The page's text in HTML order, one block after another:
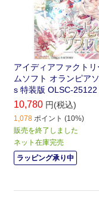
アイディアファクト
ムソフト オランピア
s 特装版 OLSC-25122
10,780 円(税込)
1,078 ポイント (10%)
販売を終了しました
ネット在庫完売
ラッピング承り中